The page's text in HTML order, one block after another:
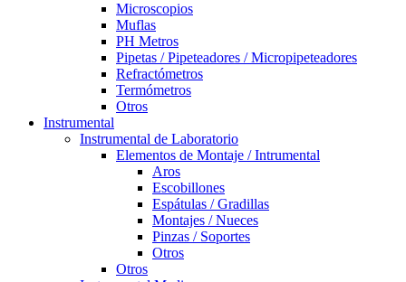
Microscopios
Muflas
PH Metros
Pipetas / Pipeteadores / Micropipeteadores
Refractómetros
Termómetros
Otros
Instrumental
Instrumental de Laboratorio
Elementos de Montaje / Intrumental
Aros
Escobillones
Espátulas / Gradillas
Montajes / Nueces
Pinzas / Soportes
Otros
Otros